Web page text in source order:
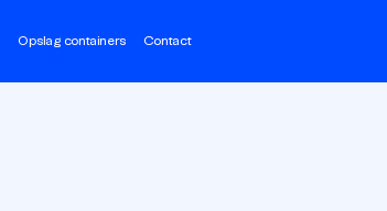
Opslag containers Contact